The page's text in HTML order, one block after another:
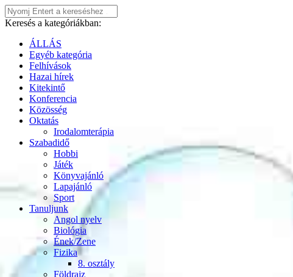
Keresés a kategóriákban:
ÁLLÁS
Egyéb kategória
Felhívások
Hazai hírek
Kitekintő
Konferencia
Közösség
Oktatás
Irodalomterápia
Szabadidő
Hobbi
Játék
Könyvajánló
Lapajánló
Sport
Tanuljunk
Angol nyelv
Biológia
Ének/Zene
Fizika
8. osztály
Földrajz